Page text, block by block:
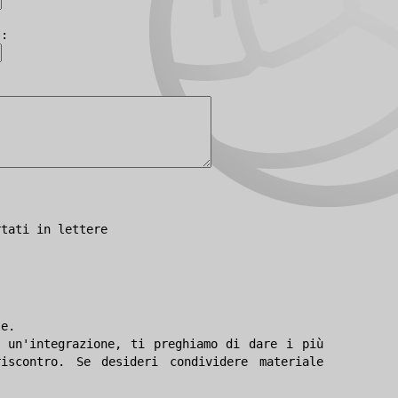
in lettere
un'integrazione, ti preghiamo di dare i più
Se desideri condividere materiale